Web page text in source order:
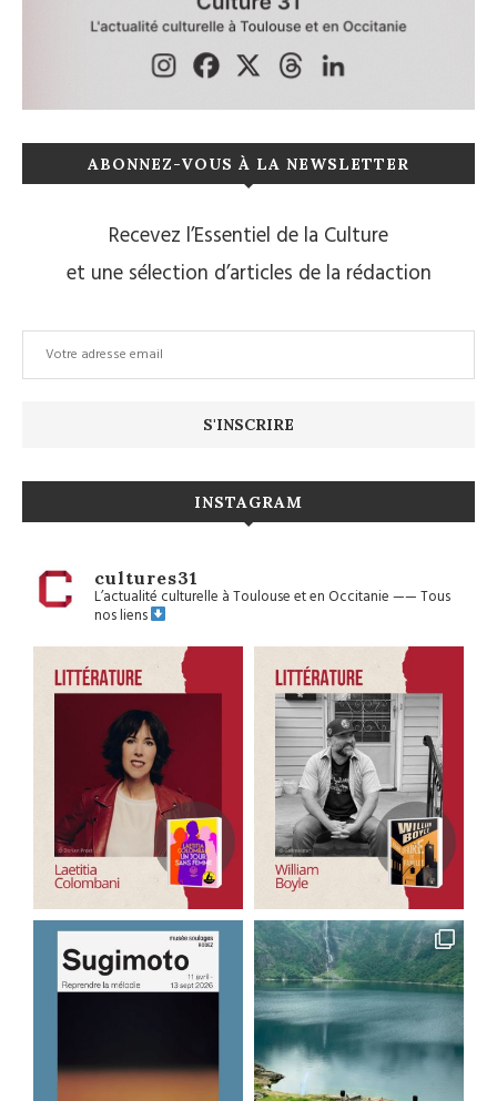
ABONNEZ-VOUS À LA NEWSLETTER
Recevez l’Essentiel de la Culture
et une sélection d’articles de la rédaction
INSTAGRAM
cultures31
L’actualité culturelle à Toulouse et en Occitanie——Tous
nos liens